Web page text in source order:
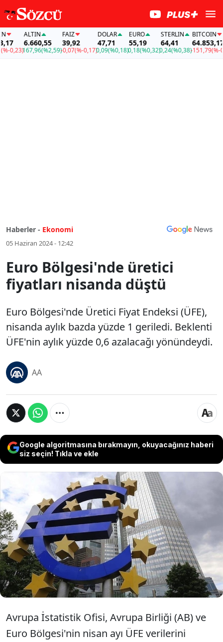
ALTIN
6.660,55
167,96(%2,59)
FAİZ
39,92
-0,07(%-0,17)
DOLAR
47,71
0,09(%0,18)
EURO
55,19
0,18(%0,32)
STERLIN
64,41
0,24(%0,38)
BITCOIN
64.853,17
-151,79(%-
Haberler - Ekonomi
05 Haziran 2024 - 12:42
Euro Bölgesi'nde üretici
fiyatları nisanda düştü
Euro Bölgesi'nde Üretici Fiyat Endeksi (ÜFE),
nisanda aylık bazda yüzde 1 geriledi. Beklenti
ÜFE'nin aylık yüzde 0,6 azalacağı yönündeydi.
AA
Google algoritmasına bırakmayın, okuyacağınız haberi
siz seçin! Tıkla ve ekle
Euro Bölgesi'nde Üretici Fiyat Endeksi
(ÜFE), nisanda aylık bazda yüzde 1
geriledi. Beklenti ÜFE'nin aylık yüzde 0,6
azalacağı yönündeydi.
Avrupa İstatistik Ofisi, Avrupa Birliği (AB) ve
Euro Bölgesi'nin nisan ayı ÜFE verilerini